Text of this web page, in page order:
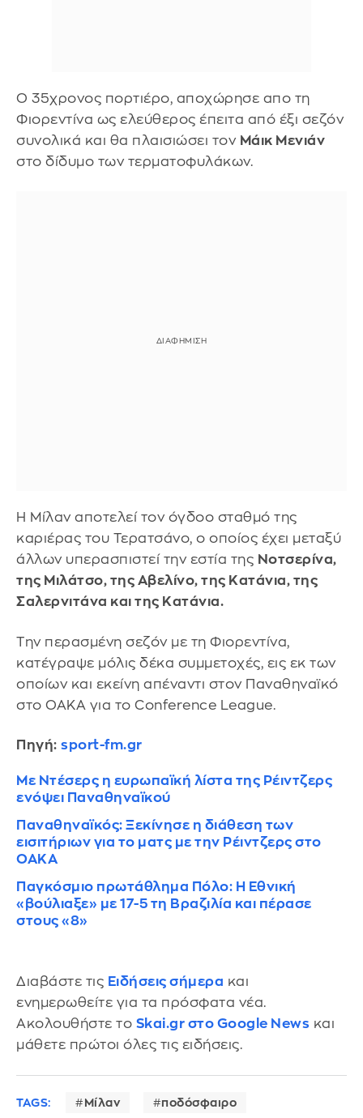
Ο 35χρονος πορτιέρo, αποχώρησε απο τη
Φιορεντίνα ως ελεύθερος έπειτα από έξι σεζόν
συνολικά και θα πλαισιώσει τον Μάικ Μενιάν
στο δίδυμο των τερματοφυλάκων.
Η Μίλαν αποτελεί τον όγδοο σταθμό της
καριέρας του Τερατσάνο, ο οποίος έχει μεταξύ
άλλων υπερασπιστεί την εστία της Νοτσερίνα,
της Μιλάτσο, της Αβελίνο, της Κατάνια, της
Σαλερνιτάνα και της Κατάνια.
Την περασμένη σεζόν με τη Φιορεντίνα,
κατέγραψε μόλις δέκα συμμετοχές, εις εκ των
οποίων και εκείνη απέναντι στον Παναθηναϊκό
στο ΟΑΚΑ για το Conference League.
Πηγή: sport-fm.gr
Mε Ντέσερς η ευρωπαϊκή λίστα της Ρέιντζερς
ενόψει Παναθηναϊκού
Παναθηναϊκός: Ξεκίνησε η διάθεση των
εισιτήριων για το ματς με την Ρέιντζερς στο
ΟΑΚΑ
Παγκόσμιο πρωτάθλημα Πόλο: Η Εθνική
«βούλιαξε» με 17-5 τη Βραζιλία και πέρασε
στους «8»
Διαβάστε τις Ειδήσεις σήμερα και
ενημερωθείτε για τα πρόσφατα νέα.
Ακολουθήστε το Skai.gr στο Google News και
μάθετε πρώτοι όλες τις ειδήσεις.
TAGS: Μίλαν ποδόσφαιρο